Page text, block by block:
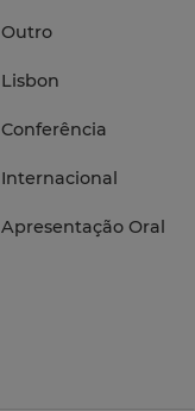
Outro
Lisbon
Conferência
Internacional
Apresentação Oral